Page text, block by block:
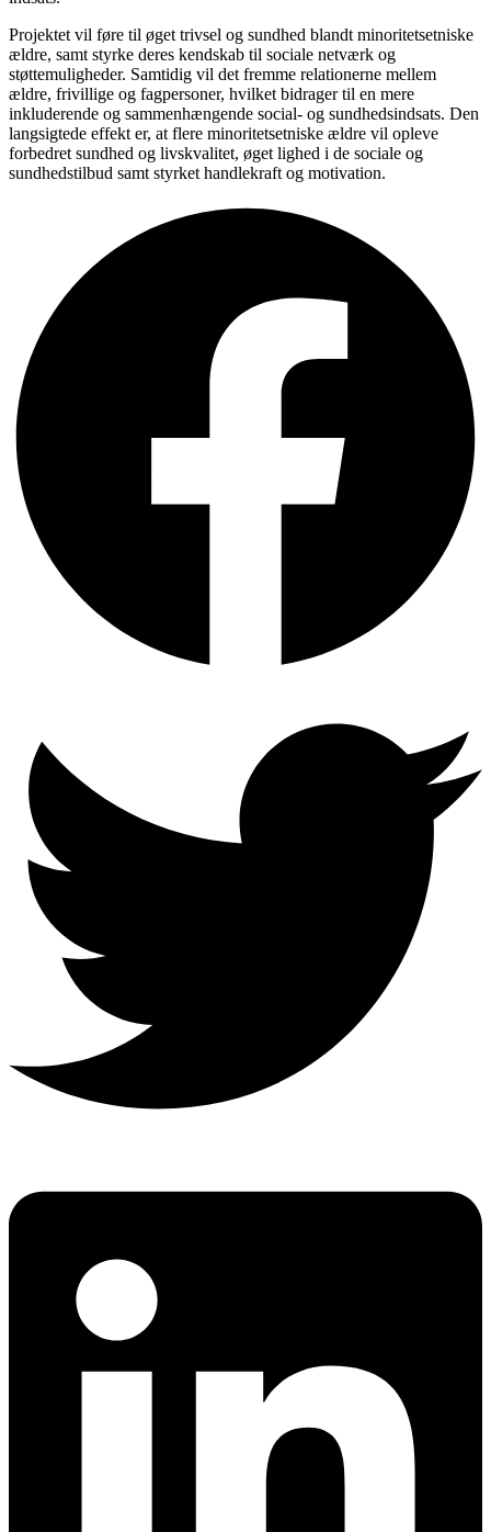
Projektet vil føre til øget trivsel og sundhed blandt minoritetsetniske
ældre, samt styrke deres kendskab til sociale netværk og
støttemuligheder. Samtidig vil det fremme relationerne mellem
ældre, frivillige og fagpersoner, hvilket bidrager til en mere
inkluderende og sammenhængende social- og sundhedsindsats. Den
langsigtede effekt er, at flere minoritetsetniske ældre vil opleve
forbedret sundhed og livskvalitet, øget lighed i de sociale og
sundhedstilbud samt styrket handlekraft og motivation.